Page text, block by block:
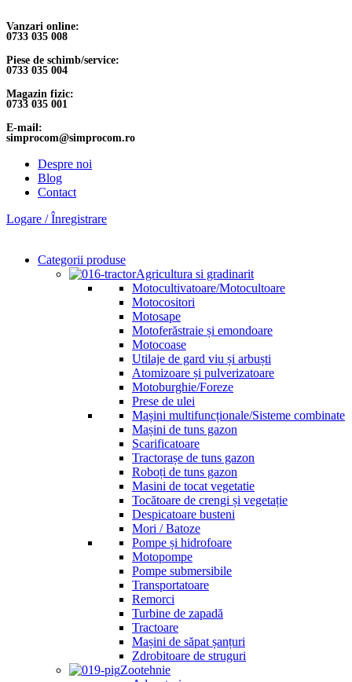
Vanzari online:
0733 035 008
Piese de schimb/service:
0733 035 004
Magazin fizic:
0733 035 001
E-mail:
simprocom@simprocom.ro
Despre noi
Blog
Contact
Logare / Înregistrare
Categorii produse
Agricultura si gradinarit
Motocultivatoare/Motocultoare
Motocositori
Motosape
Motoferăstraie și emondoare
Motocoase
Utilaje de gard viu și arbuști
Atomizoare și pulverizatoare
Motoburghie/Foreze
Prese de ulei
Mașini multifuncționale/Sisteme combinate
Mașini de tuns gazon
Scarificatoare
Tractorașe de tuns gazon
Roboți de tuns gazon
Masini de tocat vegetatie
Tocătoare de crengi și vegetație
Despicatoare busteni
Mori / Batoze
Pompe și hidrofoare
Motopompe
Pompe submersibile
Transportatoare
Remorci
Turbine de zapadă
Tractoare
Mașini de săpat șanțuri
Zdrobitoare de struguri
Zootehnie